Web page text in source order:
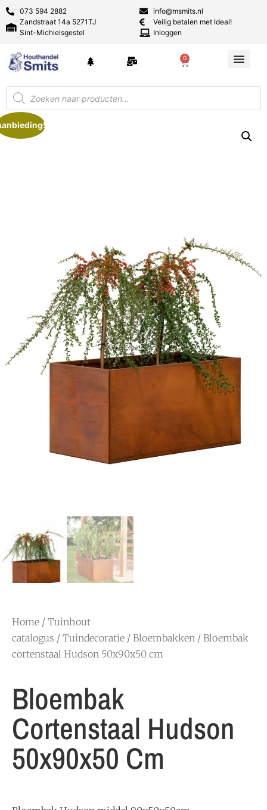
073 594 2882
Zandstraat 14a 5271TJ
Sint-Michielsgestel
info@msmits.nl
Veilig betalen met Ideal!
Inloggen
0
Home / Tuinhout
catalogus / Tuindecoratie / Bloembakken / Bloembak
cortenstaal Hudson 50x90x50 cm
Bloembak
Cortenstaal Hudson
50x90x50 Cm